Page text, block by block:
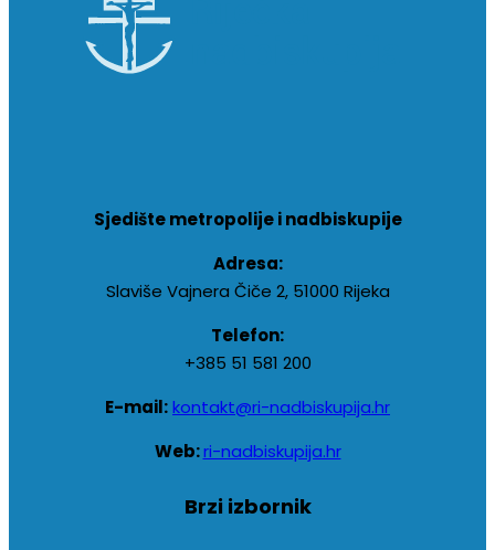
Sjedište metropolije i nadbiskupije
Adresa:
Slaviše Vajnera Čiče 2, 51000 Rijeka
Telefon:
+385 51 581 200
E-mail:kontakt@ri-nadbiskupija.hr
Web:ri-nadbiskupija.hr
Brzi izbornik